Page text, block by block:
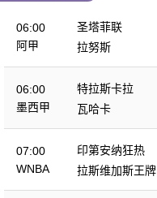
06:00
阿甲
圣塔菲联
拉努斯
06:00
墨西甲
特拉斯卡拉
瓦哈卡
07:00
WNBA
印第安纳狂热
拉斯维加斯王牌